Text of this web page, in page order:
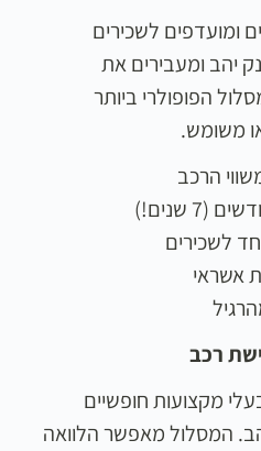
ומועדפים לשכירים
יהב ומעבירים את
הפופולרי ביותר
משומש.
לשכירים
אשראי
רכב
מקצועות חופשיים
המסלול מאפשר הלוואה